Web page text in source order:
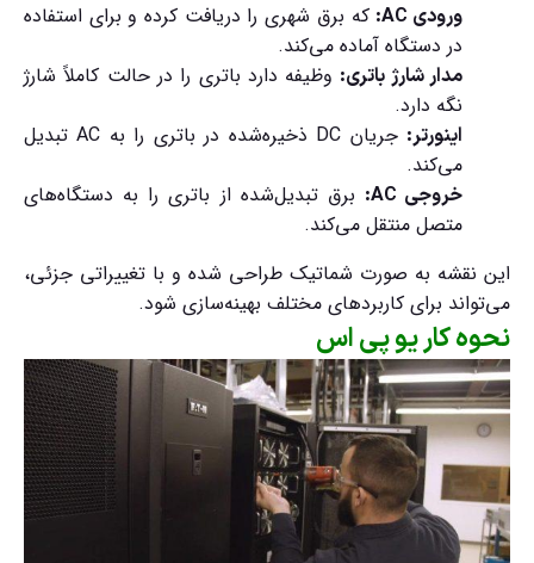
ورودی AC:
که برق شهری را دریافت کرده و برای استفاده
در دستگاه آماده می‌کند.
مدار شارژ باتری: وظیفه دارد باتری را در حالت کاملاً شارژ
نگه دارد.
اینورتر:
جریان DC ذخیره‌شده در باتری را به AC تبدیل
می‌کند.
خروجی AC:
برق تبدیل‌شده از باتری را به دستگاه‌های
متصل منتقل می‌کند.
این نقشه به صورت شماتیک طراحی شده و با تغییراتی جزئی،
می‌تواند برای کاربردهای مختلف بهینه‌سازی شود.
نحوه کار یو پی اس